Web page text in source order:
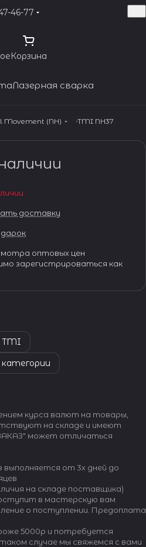
46-77
Корзина
Лазерная сварка
Movement (NH) TMI NH37
доставку
оптовых цен
зарегистрироваться как
TMI
курса валют на товары,
на складе и имеют
может отличаться
выполняется от 3х дней до
на складе поставщика)
в мастерскую вам
о поступлении. Предоплата
5000р и потребуется
случае мы свяжемся с вами